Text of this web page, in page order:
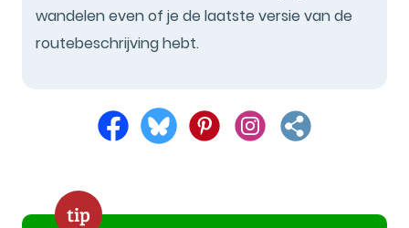
wandelen even of je de laatste versie van de
routebeschrijving hebt.
tip